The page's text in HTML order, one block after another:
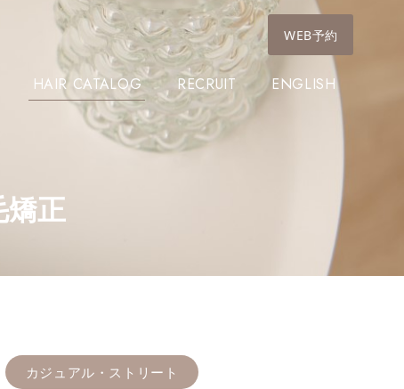
正
カジュアル・ストリート
WEB予約
HAIR CATALOG RECRUIT ENGLISH